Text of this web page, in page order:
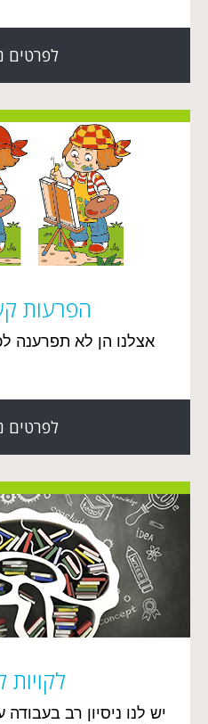
לפרטים
הפרעות
אצלנו הן לא תפרענה
לפרטים
לקויות
יש לנו ניסיון רב